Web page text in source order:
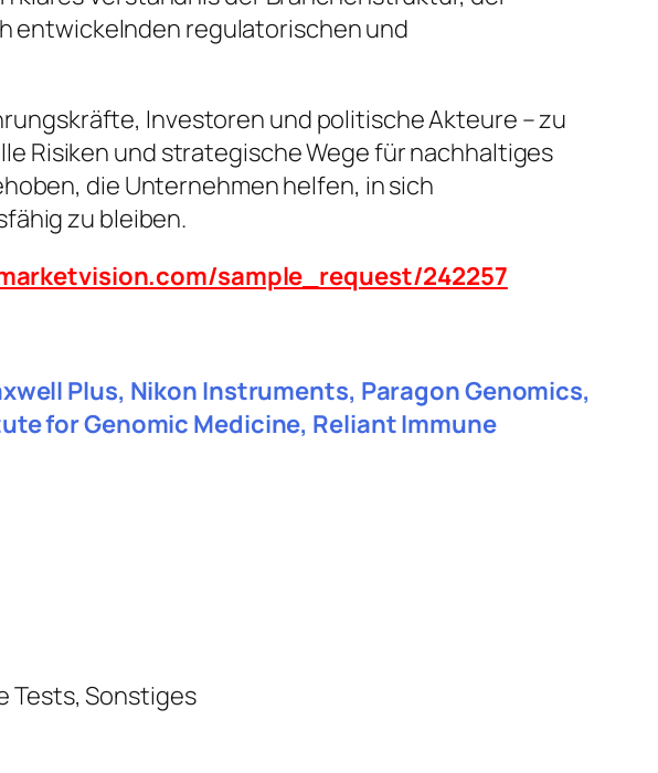
entwickelnden regulatorischen und
Investoren und politische Akteure – zu
Risiken und strategische Wege für nachhaltiges
die Unternehmen helfen, in sich
zu bleiben.
sample_request/242257
Plus, Nikon Instruments, Paragon Genomics,
for Genomic Medicine, Reliant Immune
Tests, Sonstiges